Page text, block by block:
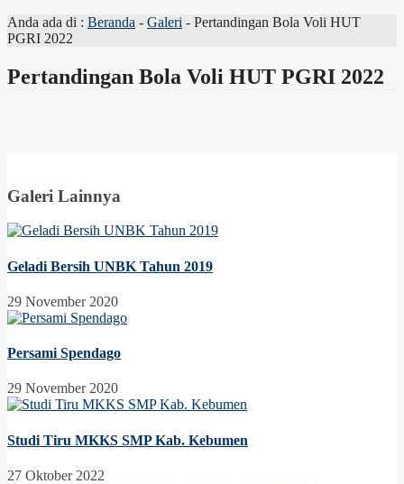
Anda ada di : Beranda - Galeri - Pertandingan Bola Voli HUT
PGRI 2022
Pertandingan Bola Voli HUT PGRI 2022
Galeri Lainnya
Geladi Bersih UNBK Tahun 2019
29 November 2020
Persami Spendago
29 November 2020
Studi Tiru MKKS SMP Kab. Kebumen
27 Oktober 2022